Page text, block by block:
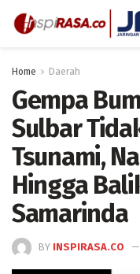
Home Daerah
Gempa
Sulbar
Tsunami,
Hingga
Samarinda
BY INSPIRASA.CO